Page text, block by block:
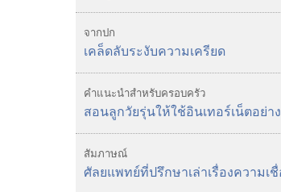
ลับ
จากปก
เคล็ดลับ​ระงับ​ความ​เครียด
คำแนะนำสำหรับครอบครัว
สอน​ลูก​วัยรุ่น​ให้​ใช้​อินเทอร์เน็ต​อย่า
สัมภาษณ์
ศัลยแพทย์​ที่​ปรึกษา​เล่า​เรื่อง​ความ​เ